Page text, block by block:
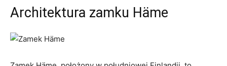
Architektura zamku Häme